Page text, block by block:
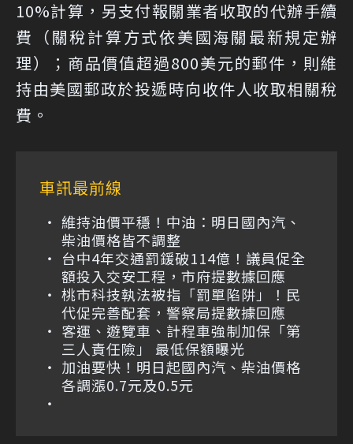
10%計算，另支付報關業者收取的代辦手續
費（關稅計算方式依美國海關最新規定辦
理）；商品價值超過800美元的郵件，則維
持由美國郵政於投遞時向收件人收取相關稅
費。
車訊最前線
維持油價平穩！中油：明日國內汽、
柴油價格皆不調整
台中4年交通罰鍰破114億！議員促全
額投入交安工程，市府提數據回應
桃市科技執法被指「罰單陷阱」！民
代促完善配套，警察局提數據回應
客運、遊覽車、計程車強制加保「第
三人責任險」 最低保額曝光
加油要快！明日起國內汽、柴油價格
各調漲0.7元及0.5元